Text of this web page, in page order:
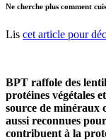
Ne cherche plus comment
Lis cet article pour
BPT raffole des
protéines végétales
source de minéraux
aussi reconnues
contribuent à la